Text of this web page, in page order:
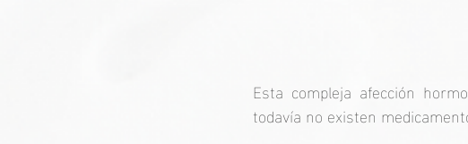
Esta compleja afección
todavía no existen